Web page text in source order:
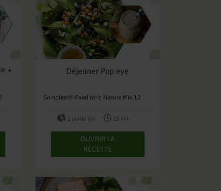
+
Déjeuner Pop eye
Compleat® Paediatric Nature Mix 1.2
1 portion(s) 15 min
OUVRIR LA
RECETTE